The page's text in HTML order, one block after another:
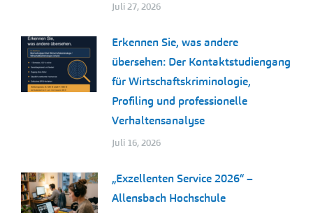
Juli 27, 2026
Erkennen Sie, was andere
übersehen: Der Kontaktstudiengang
für Wirtschaftskriminologie,
Profiling und professionelle
Verhaltensanalyse
Juli 16, 2026
„Exzellenten Service 2026“ –
Allensbach Hochschule